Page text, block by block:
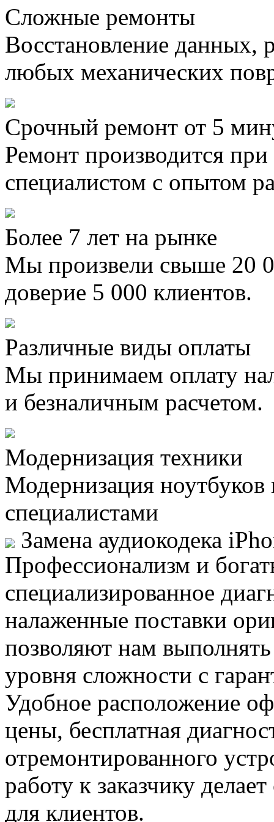
Сложные ремонты
Восстановление данных,
любых механических
Срочный ремонт от 5
Ремонт производится
специалистом с опытом
Более 7 лет на рынке
Мы произвели свыше 20
доверие 5 000 клиентов.
Различные виды оплаты
Мы принимаем оплату
и безналичным расчетом.
Модернизация техники
Модернизация
специалистами
Замена аудиокодека
Профессионализм и
специализированное
налаженные поставки
позволяют нам
уровня сложности с
Удобное расположение
цены, бесплатная
отремонтированного
работу к заказчику
для клиентов.